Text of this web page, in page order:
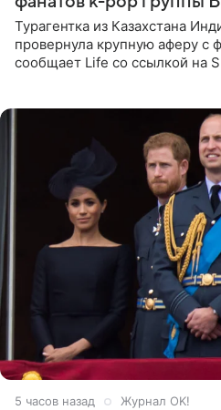
Турагентка из Казахстана
провернула крупную аферу с
сообщает Life со ссылкой на
5 часов назад Журнал OK!